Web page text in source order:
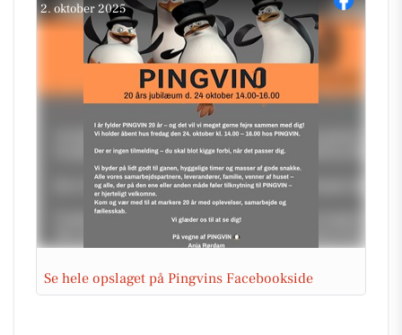
2. oktober 2025
Se hele opslaget på Pingvins Facebookside